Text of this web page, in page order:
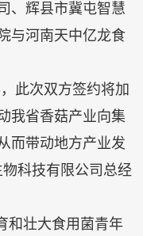
、辉县市冀屯智慧
与河南天中亿龙食
此次双方签约将加
我省香菇产业向集
而带动地方产业发
科技有限公司总经
和壮大食用菌青年